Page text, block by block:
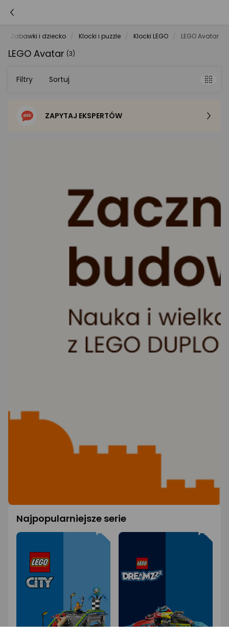
Zabawki i dziecko Klocki i puzzle Klocki LEGO LEGO Avatar
LEGO Avatar (3)
Filtry Sortuj
Sortowanie domyślne
Po popularności
Po ilości komentarzy
ZAPYTAJ EKSPERTÓW
Najpopularniejsze serie